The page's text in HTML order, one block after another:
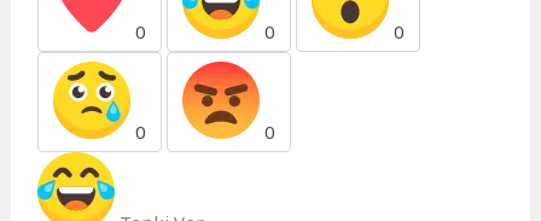
0 0 0
0 0